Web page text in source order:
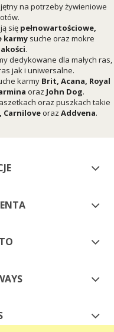
na potrzeby żywieniowe
się pełnowartościowe,
karmy suche oraz mokre
.
dedykowane dla małych ras,
jak i uniwersalne.
karmy Brit, Acana, Royal
oraz John Dog.
oraz puszkach takie
, Carniloveoraz Addvena.